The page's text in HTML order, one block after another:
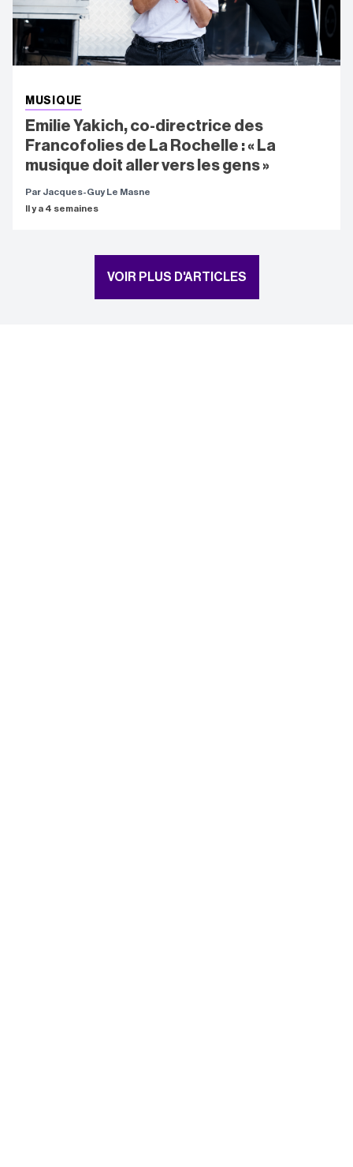
MUSIQUE
Emilie Yakich, co-directrice des
Francofolies de La Rochelle : « La
musique doit aller vers les gens »
Par Jacques-Guy Le Masne
Il y a 4 semaines
VOIR PLUS D'ARTICLES